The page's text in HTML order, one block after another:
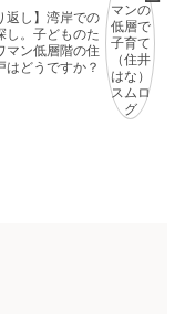
返し】湾岸での
し。子どものた
マン低層階の住
はどうですか？